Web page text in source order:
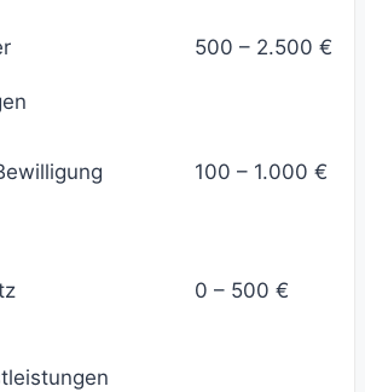
500 – 2.500 €
100 – 1.000 €
0 – 500 €